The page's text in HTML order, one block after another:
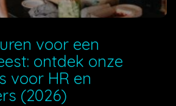
voor een
ontdek onze
voor HR en
(2026)